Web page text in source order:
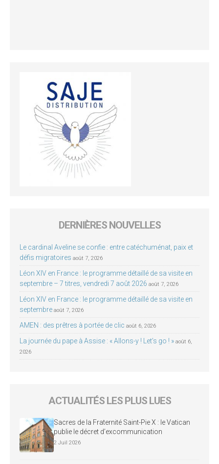
DERNIÈRES NOUVELLES
Le cardinal Aveline se confie : entre catéchuménat, paix et
défis migratoires août 7, 2026
Léon XIV en France : le programme détaillé de sa visite en
septembre – 7 titres, vendredi 7 août 2026 août 7, 2026
Léon XIV en France : le programme détaillé de sa visite en
septembre août 7, 2026
AMEN : des prêtres à portée de clic août 6, 2026
La journée du pape à Assise : « Allons-y ! Let’s go ! » août 6,
2026
ACTUALITÉS LES PLUS LUES
Sacres de la Fraternité Saint-Pie X : le Vatican
publie le décret d’excommunication
2 Juil 2026